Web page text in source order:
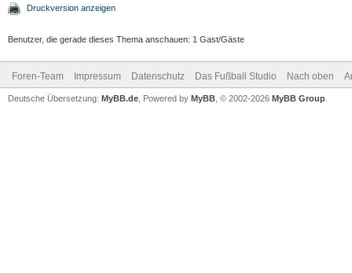
Druckversion anzeigen
Benutzer, die gerade dieses Thema anschauen: 1 Gast/Gäste
Foren-Team Impressum Datenschutz Das Fußball Studio Nach oben
Deutsche Übersetzung: MyBB.de , Powered by MyBB , © 2002-2026 MyBB Group